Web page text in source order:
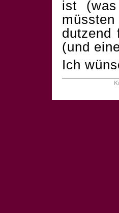
ist
dutzend
(und
Ich